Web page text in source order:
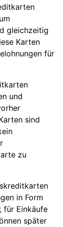
gleichzeitig
Karten
für
und
sind
zu
in Form
für Einkäufe
später